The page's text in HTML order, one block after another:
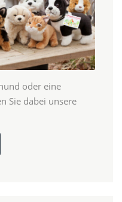
oder eine
Sie dabei unsere